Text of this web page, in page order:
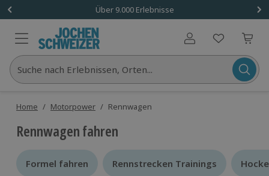
Über 9.000 Erlebnisse
Benutzerkonto
Suche nach Erlebnissen, Orten...
Home / Motorpower / Rennwagen
Rennwagen fahren
Formel fahren
Formel fahren Rennstrecken Trainings
Rennstrecken Trainings